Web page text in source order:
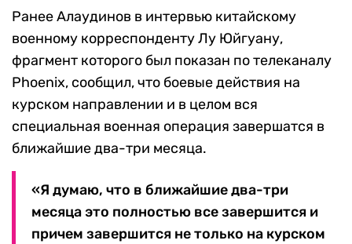
Ранее Алаудинов в интервью китайскому
военному корреспонденту Лу Юйгуану,
фрагмент которого был показан по телеканалу
Phoenix, сообщил, что боевые действия на
курском направлении и в целом вся
специальная военная операция завершатся в
ближайшие два-три месяца.
«Я думаю, что в ближайшие два-три
месяца это полностью все завершится и
причем завершится не только на курском